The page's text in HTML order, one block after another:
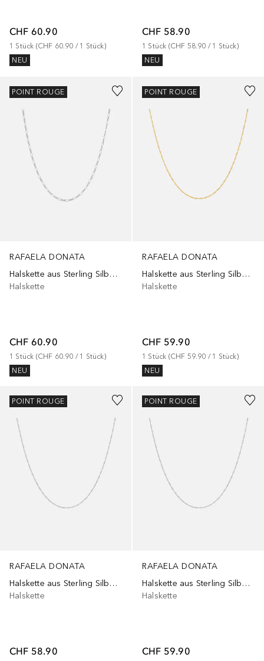
CHF 60.90
1 Stück (CHF 60.90 / 1 Stück)
NEU
CHF 58.90
1 Stück (CHF 58.90 / 1 Stück)
NEU
RAFAELA DONATA
Halskette aus Sterling Silber in Silber
Halskette
CHF 60.90
1 Stück (CHF 60.90 / 1 Stück)
NEU
POINT ROUGE
RAFAELA DONATA
Halskette aus Sterling Silber in Gelbgold
Halskette
CHF 59.90
1 Stück (CHF 59.90 / 1 Stück)
NEU
POINT ROUGE
RAFAELA DONATA
Halskette aus Sterling Silber in Silber
Halskette
CHF 58.90
POINT ROUGE
RAFAELA DONATA
Halskette aus Sterling Silber in Silber
Halskette
CHF 59.90
POINT ROUGE